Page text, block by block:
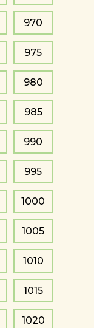
970
975
980
985
990
995
1000
1005
1010
1015
1020